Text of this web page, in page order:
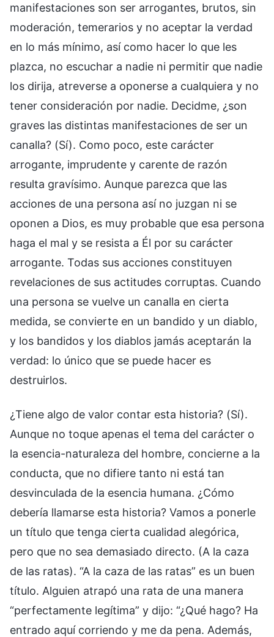
manifestaciones son ser arrogantes, brutos, sin
moderación, temerarios y no aceptar la verdad
en lo más mínimo, así como hacer lo que les
plazca, no escuchar a nadie ni permitir que nadie
los dirija, atreverse a oponerse a cualquiera y no
tener consideración por nadie. Decidme, ¿son
graves las distintas manifestaciones de ser un
canalla? (Sí). Como poco, este carácter
arrogante, imprudente y carente de razón
resulta gravísimo. Aunque parezca que las
acciones de una persona así no juzgan ni se
oponen a Dios, es muy probable que esa persona
haga el mal y se resista a Él por su carácter
arrogante. Todas sus acciones constituyen
revelaciones de sus actitudes corruptas. Cuando
una persona se vuelve un canalla en cierta
medida, se convierte en un bandido y un diablo,
y los bandidos y los diablos jamás aceptarán la
verdad: lo único que se puede hacer es
destruirlos.
¿Tiene algo de valor contar esta historia? (Sí).
Aunque no toque apenas el tema del carácter o
la esencia-naturaleza del hombre, concierne a la
conducta, que no difiere tanto ni está tan
desvinculada de la esencia humana. ¿Cómo
debería llamarse esta historia? Vamos a ponerle
un título que tenga cierta cualidad alegórica,
pero que no sea demasiado directo. (A la caza
de las ratas). “A la caza de las ratas” es un buen
título. Alguien atrapó una rata de una manera
“perfectamente legítima” y dijo: “¿Qué hago? Ha
entrado aquí corriendo y me da pena. Además,